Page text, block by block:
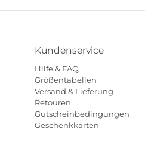
Kundenservice
Hilfe & FAQ
Größentabellen
Versand & Lieferung
Retouren
Gutscheinbedingungen
Geschenkkarten